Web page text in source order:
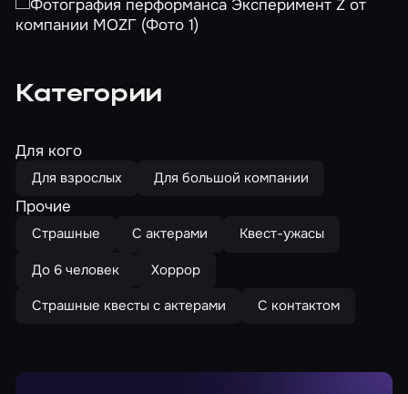
Категории
Для кого
Для взрослых Для большой компании
Прочие
Страшные С актерами
Квест-ужасы
До 6 человек
Хоррор
Страшные квесты с актерами
С контактом